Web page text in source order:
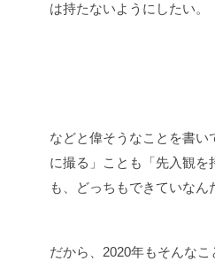
は持たないようにしたい。
などと偉そうなことを書い
に撮る」ことも「先入観を
も、どっちもできていなん
だから、2020年もそんな